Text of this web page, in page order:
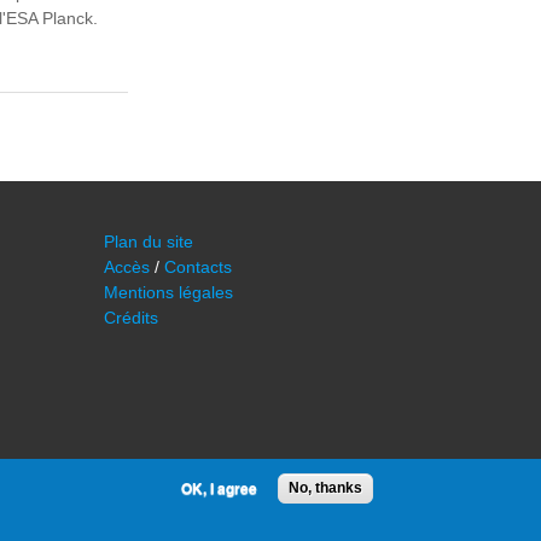
Planck.
LE PRIX
Plan du site
Accès / Contacts
Mentions légales
Crédits
OK, I agree No, thanks